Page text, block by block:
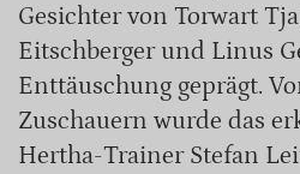
Gesichter von Torwart
Eitschberger und Linus
Enttäuschung geprägt.
Zuschauern wurde das
Hertha-Trainer Stefan